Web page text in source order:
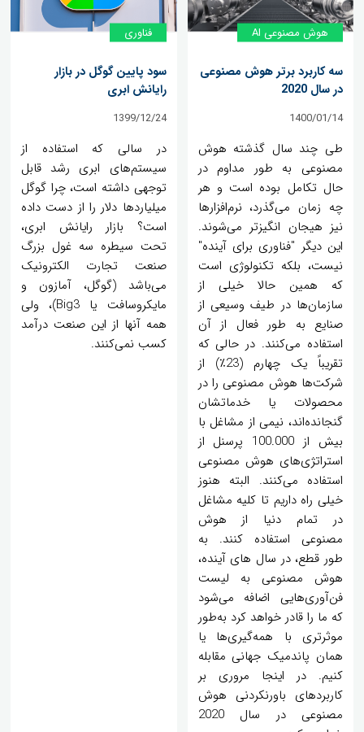
هوش مصنوعی AI
سه کاربرد برتر هوش مصنوعی
در سال 2020
1400/01/14
طی چند سال گذشته هوش
مصنوعی به طور مداوم در
حال تکامل بوده است و هر
چه زمان می‌گذرد، نرم‌افزارها
نیز هیجان انگیزتر می‌شوند.
این دیگر "فناوری برای آینده"
نیست، بلکه تکنولوژی است
که همین حالا خیلی از
سازمان‌ها در طیف وسیعی از
صنایع به طور فعال از آن
استفاده می‌کنند. در حالی که
تقریباً یک چهارم (23٪) از
شرکت‌ها هوش مصنوعی را در
محصولات یا خدماتشان
گنجانده‌اند، نیمی از مشاغل با
بیش از 100.000 پرسنل از
استراتژی‌های هوش مصنوعی
استفاده می‌کنند. البته هنوز
خیلی راه داریم تا کلیه مشاغل
در تمام دنیا از هوش
مصنوعی استفاده کنند. به
طور قطع، در سال های آینده،
هوش مصنوعی به لیست
فن‌آوری‌هایی اضافه می‌شود
که ما را قادر خواهد کرد به‌طور
موثرتری با همه‌گیری‌ها یا
همان پاندمیک جهانی مقابله
کنیم. در اینجا مروری بر
کاربردهای باورنکردنی هوش
مصنوعی در سال 2020
فناوری
سود پایین گوگل در بازار
رایانش ابری
1399/12/24
در سالی که استفاده از
سیستم‌های ابری رشد قابل
توجهی داشته است، چرا گوگل
میلیاردها دلار را از دست داده
است؟ بازار رایانش ابری،
تحت سیطره سه غول بزرگ
صنعت تجارت الکترونیک
می‌باشد (گوگل، آمازون و
مایکروسافت یا Big3)، ولی
همه آنها از این صنعت درآمد
کسب نمی‌کنند.